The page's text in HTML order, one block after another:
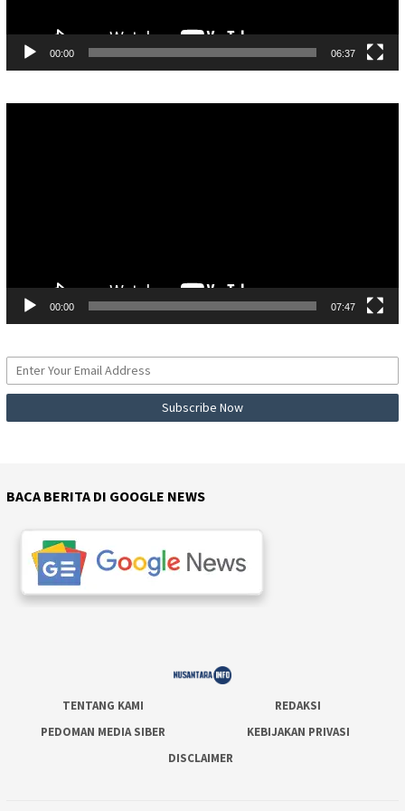
00:00 06:37
00:00 07:47
BACA BERITA DI GOOGLE NEWS
TENTANG KAMI
REDAKSI
PEDOMAN MEDIA SIBER
KEBIJAKAN PRIVASI
DISCLAIMER